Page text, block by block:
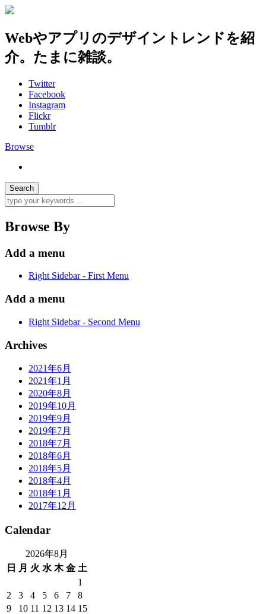
Webやアプリのデザイントレンドを紹
介。たまに雑談。
Twitter
Facebook
Instagram
Flickr
Tumblr
Browse
Browse By
Add a menu
Right Sidebar - First Menu
Add a menu
Right Sidebar - Second Menu
Archives
2021年6月
2021年1月
2020年8月
2019年10月
2019年9月
2019年7月
2018年7月
2018年6月
2018年5月
2018年4月
2018年1月
2017年12月
Calendar
2026年8月
日
月 火 水 木 金 土
1
2
3 4 5 6 7
8
9
10 11 12 13 14 15